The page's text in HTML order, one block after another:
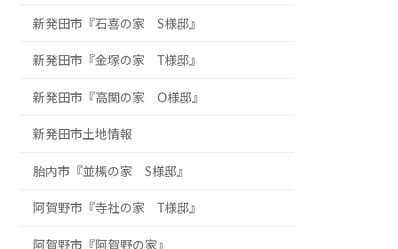
新発田市『石喜の家 S様邸』
新発田市『金塚の家 T様邸』
新発田市『高関の家 O様邸』
新発田市土地情報
胎内市『並槻の家 S様邸』
阿賀野市『寺社の家 T様邸』
阿賀野市『阿賀野の家』